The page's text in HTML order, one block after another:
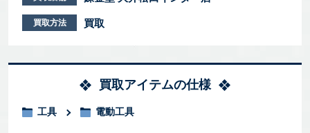
買取方法 買取
買取アイテムの仕様
工具 電動工具